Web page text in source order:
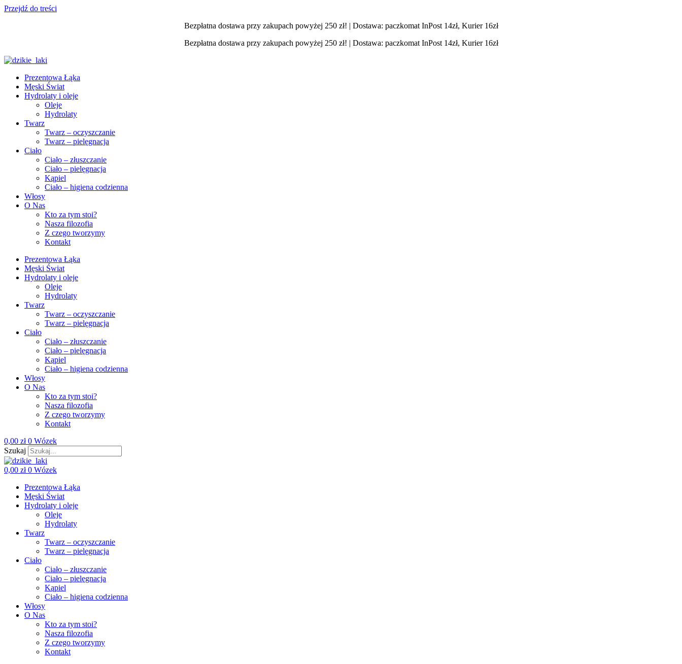
Przejdź do treści
Bezpłatna dostawa przy zakupach powyżej 250 zł! | Dostawa: paczkomat InPost 14zł, Kurier 16zł
Bezpłatna dostawa przy zakupach powyżej 250 zł! | Dostawa: paczkomat InPost 14zł, Kurier 16zł
Prezentowa Łąka
Męski Świat
Hydrolaty i oleje
Oleje
Hydrolaty
Twarz
Twarz – oczyszczanie
Twarz – pielęgnacja
Ciało
Ciało – złuszczanie
Ciało – pielęgnacja
Kąpiel
Ciało – higiena codzienna
Włosy
O Nas
Kto za tym stoi?
Nasza filozofia
Z czego tworzymy
Kontakt
Prezentowa Łąka
Męski Świat
Hydrolaty i oleje
Oleje
Hydrolaty
Twarz
Twarz – oczyszczanie
Twarz – pielęgnacja
Ciało
Ciało – złuszczanie
Ciało – pielęgnacja
Kąpiel
Ciało – higiena codzienna
Włosy
O Nas
Kto za tym stoi?
Nasza filozofia
Z czego tworzymy
Kontakt
0,00 zł 0 Wózek
Szukaj
0,00 zł 0 Wózek
Prezentowa Łąka
Męski Świat
Hydrolaty i oleje
Oleje
Hydrolaty
Twarz
Twarz – oczyszczanie
Twarz – pielęgnacja
Ciało
Ciało – złuszczanie
Ciało – pielęgnacja
Kąpiel
Ciało – higiena codzienna
Włosy
O Nas
Kto za tym stoi?
Nasza filozofia
Z czego tworzymy
Kontakt